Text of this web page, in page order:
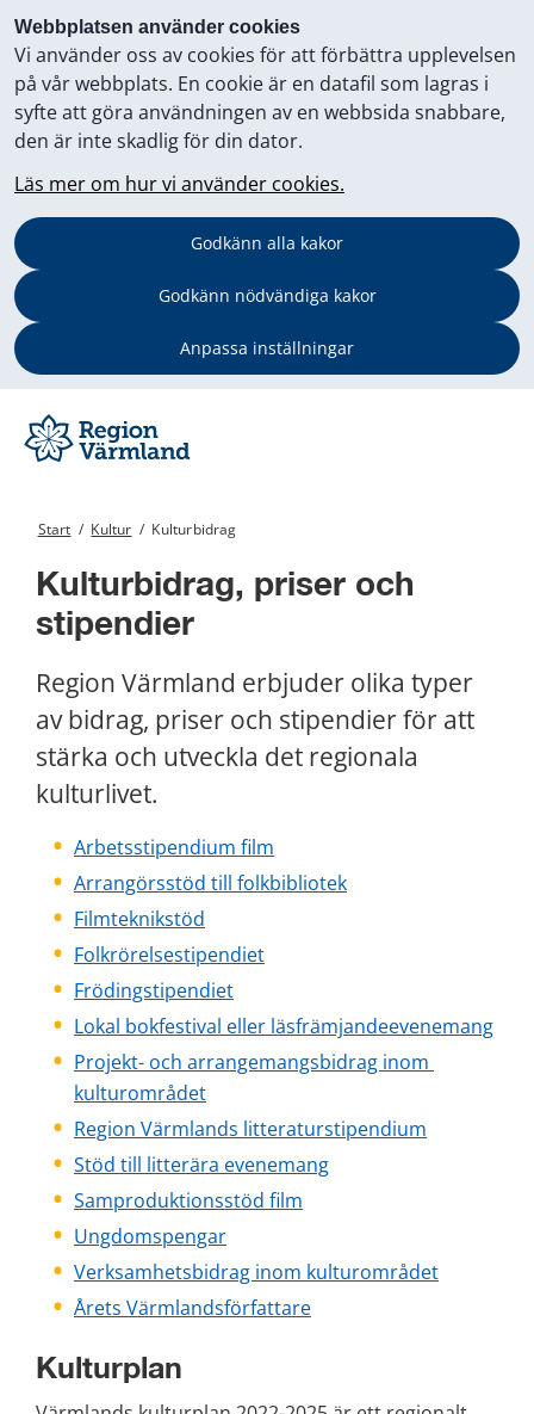
Webbplatsen använder cookies
Vi använder oss av cookies för att förbättra upplevelsen
på vår webbplats. En cookie är en datafil som lagras i
syfte att göra användningen av en webbsida snabbare,
den är inte skadlig för din dator.
Läs mer om hur vi använder cookies.
Godkänn alla kakor
Godkänn nödvändiga kakor
Anpassa inställningar
Start / Kultur / Kulturbidrag
Kulturbidrag, priser och
stipendier
Region Värmland erbjuder olika typer
av bidrag, priser och stipendier för att
stärka och utveckla det regionala
kulturlivet.
Arbetsstipendium film
Arrangörsstöd till folkbibliotek
Filmteknikstöd
Folkrörelsestipendiet
Frödingstipendiet
Lokal bokfestival eller läsfrämjandeevenemang
Projekt- och arrangemangsbidrag inom
kulturområdet
Region Värmlands litteraturstipendium
Stöd till litterära evenemang
Samproduktionsstöd film
Ungdomspengar
Verksamhetsbidrag inom kulturområdet
Årets Värmlandsförfattare
Kulturplan